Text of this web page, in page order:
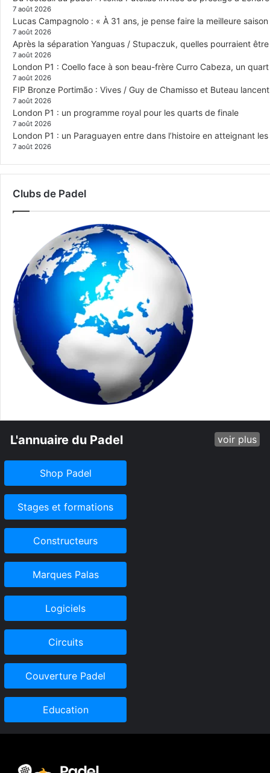
7 août 2026
Lucas Campagnolo : « À 31 ans, je pense faire la meilleure
7 août 2026
Après la séparation Yanguas / Stupaczuk, quelles pourraient
7 août 2026
London P1 : Coello face à son beau-frère Curro Cabeza, un
7 août 2026
FIP Bronze Portimão : Vives / Guy de Chamisso et Buteau
7 août 2026
London P1 : un programme royal pour les quarts de finale
7 août 2026
London P1 : un Paraguayen entre dans l’histoire en atteignant
7 août 2026
Clubs de Padel
L'annuaire du Padel voir plus
Shop Padel
Stages et formations
Constructeurs
Marques Palas
Logiciels
Circuits
Couverture Padel
Education